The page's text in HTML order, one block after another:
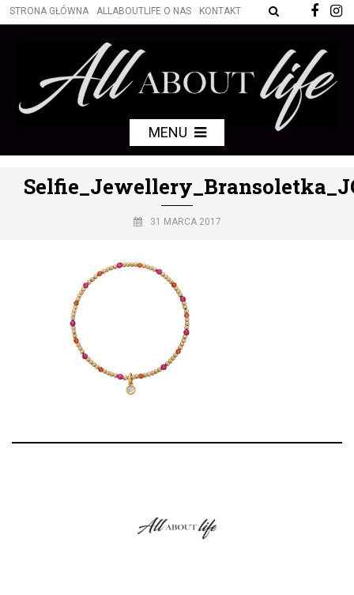
STRONA GŁÓWNA ALLABOUTLIFE O NAS KONTAKT
MENU
31 MARCA 2017